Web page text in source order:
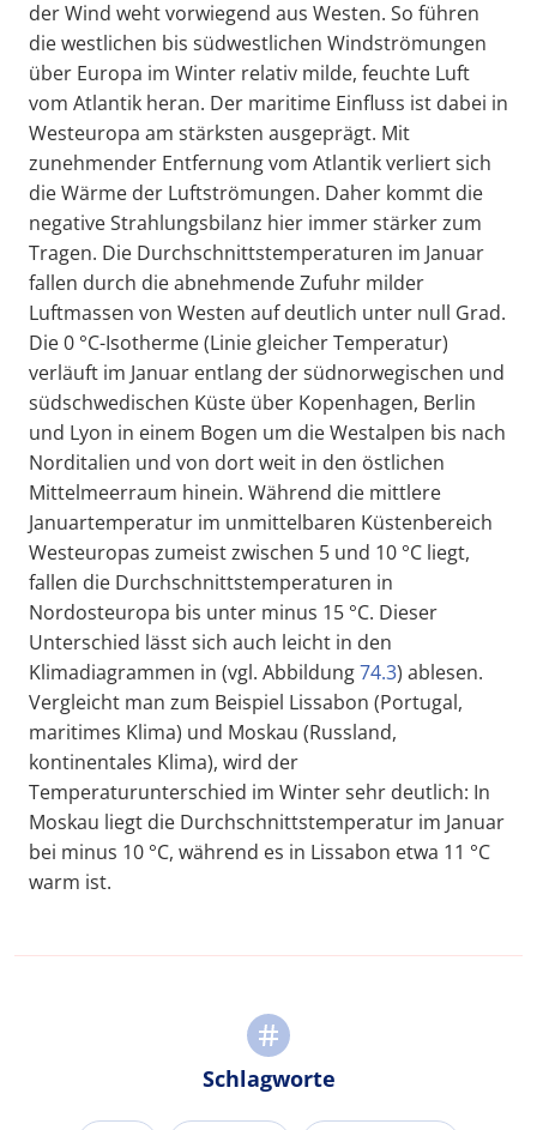
der Wind weht vorwiegend aus Westen. So führen
die westlichen bis südwestlichen Windströmungen
über Europa im Winter relativ milde, feuchte Luft
vom Atlantik heran. Der maritime Einfluss ist dabei in
Westeuropa am stärksten ausgeprägt. Mit
zunehmender Entfernung vom Atlantik verliert sich
die Wärme der Luftströmungen. Daher kommt die
negative Strahlungsbilanz hier immer stärker zum
Tragen. Die Durchschnittstemperaturen im Januar
fallen durch die abnehmende Zufuhr milder
Luftmassen von Westen auf deutlich unter null Grad.
Die 0 °C-Isotherme (Linie gleicher Temperatur)
verläuft im Januar entlang der südnorwegischen und
südschwedischen Küste über Kopenhagen, Berlin
und Lyon in einem Bogen um die Westalpen bis nach
Norditalien und von dort weit in den östlichen
Mittelmeerraum hinein. Während die mittlere
Januartemperatur im unmittelbaren Küstenbereich
Westeuropas zumeist zwischen 5 und 10 °C liegt,
fallen die Durchschnittstemperaturen in
Nordosteuropa bis unter minus 15 °C. Dieser
Unterschied lässt sich auch leicht in den
Klimadiagrammen in (vgl. Abbildung74.3) ablesen.
Vergleicht man zum Beispiel Lissabon (Portugal,
maritimes Klima) und Moskau (Russland,
kontinentales Klima), wird der
Temperaturunterschied im Winter sehr deutlich: In
Moskau liegt die Durchschnittstemperatur im Januar
bei minus 10 °C, während es in Lissabon etwa 11 °C
warm ist.
Schlagworte